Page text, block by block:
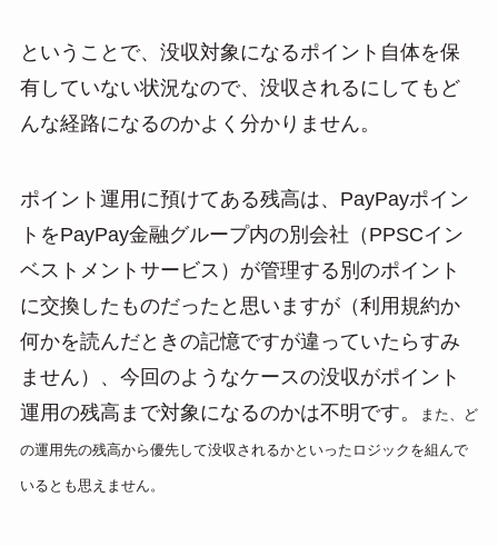
ということで、没収対象になるポイント自体を保
有していない状況なので、没収されるにしてもど
んな経路になるのかよく分かりません。
ポイント運用に預けてある残高は、PayPayポイン
トをPayPay金融グループ内の別会社（PPSCイン
ベストメントサービス）が管理する別のポイント
に交換したものだったと思いますが（利用規約か
何かを読んだときの記憶ですが違っていたらすみ
ません）、今回のようなケースの没収がポイント
運用の残高まで対象になるのかは不明です。
また、ど
の運用先の残高から優先して没収されるかといったロジックを組んで
いるとも思えません。